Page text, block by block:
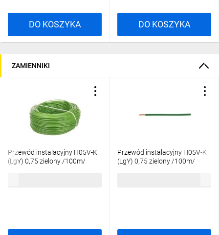
DO KOSZYKA DO KOSZYKA
ZAMIENNIKI
Przewód instalacyjny H05V-K
(LgY) 0,75 zielony /100m/
Przewód instalacyjny H05V-K
(LgY) 0,75 zielony /100m/